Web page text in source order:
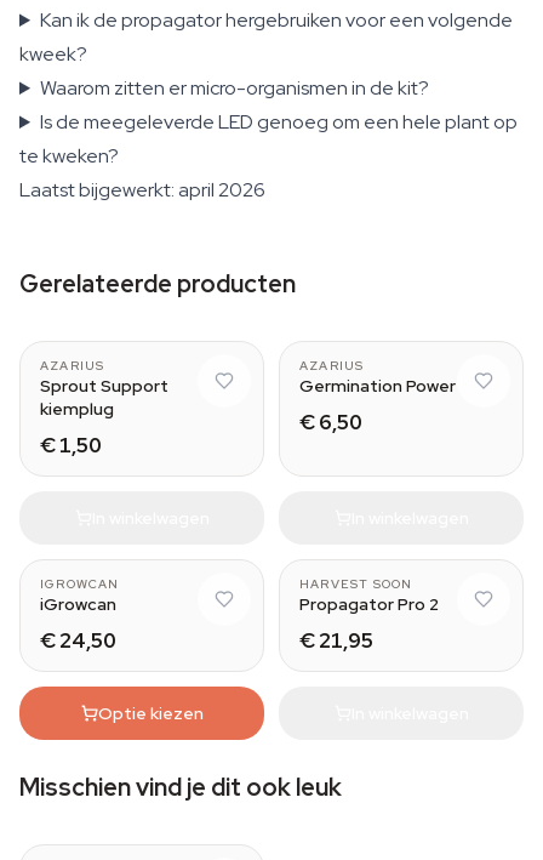
Kan ik de propagator hergebruiken voor een volgende
kweek?
Waarom zitten er micro-organismen in de kit?
Is de meegeleverde LED genoeg om een hele plant op
te kweken?
Laatst bijgewerkt: april 2026
Gerelateerde producten
AZARIUS
Sprout Support
kiemplug
€ 1,50
AZARIUS
Germination Power
€ 6,50
IGROWCAN
iGrowcan
€ 24,50
Optie kiezen
HARVEST SOON
Propagator Pro 2
€ 21,95
Misschien vind je dit ook leuk